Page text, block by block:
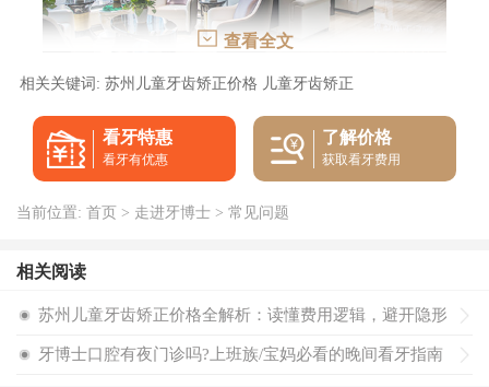
矫正方式不同，价格梯度分明
牙齿矫正好比装修选材，"硬装"方案直接决定预算基线。
目前苏州市场上主流的儿童矫正方式，按价格从低到高大致分
传统金属托槽——矫正界的"基础款"，技术成熟、适应症
广，能解决大部分牙齿不齐、龅牙、地包天等问题。缺点在于
预算有限家庭的主流选择。
查看全文
相关关键词: 苏州儿童牙齿矫正价格 儿童牙齿矫正
看牙特惠
看牙有优惠
了解价格
获取看牙费用
当前位置: 首页 > 走进牙博士 > 常见问题
相关阅读
苏州儿童牙齿矫正价格全解析：读懂费用逻辑，避开隐形
消费陷阱！
牙博士口腔有夜门诊吗?上班族/宝妈必看的晚间看牙指南